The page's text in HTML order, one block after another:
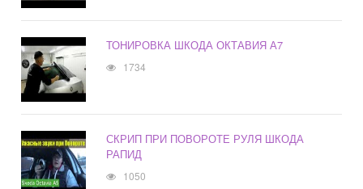
ТОНИРОВКА ШКОДА ОКТАВИЯ А7
1734
СКРИП ПРИ ПОВОРОТЕ РУЛЯ ШКОДА
РАПИД
1050